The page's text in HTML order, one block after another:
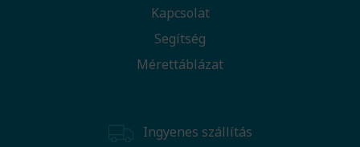
Kapcsolat
Segítség
Mérettáblázat
Ingyenes szállítás